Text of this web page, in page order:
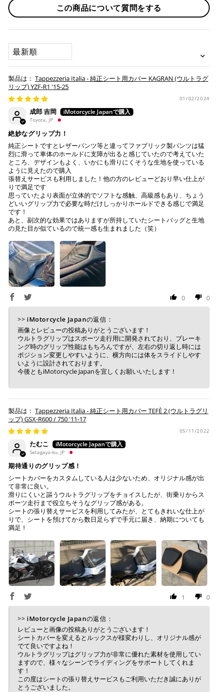
作業納期については、お預かりしてから約1週間程度で発送さ
せていただきますが、受付状況により前後する場合もござい
承諾
本サービスをご利用いただく場合、下記事項について同意い
ただいたものとみなします。
納期について
お預かりするシートは間違いなく該当車種専用の純正シ
ートで、加工をしていない
純正シートにダメージはない (シートベースの歪みや割
れ、スポンジの破れ等)
Tappezzeria Italia製品は、純正シートの形状に合わせて
製造されておりますが、シートの状態により弊社で作業
不可と判断した場合には、ご連絡の上返送させていただ
く場合もございます。
送っていただいた純正シートが、適合外の車両と発覚
任を負いません。
作業後、仕上がりを確認し発送させていただきますの
で、その後の張り直しについてはお受けできかねます。
いつもの楽天IDとパスワードを使ってスムーズなお支払
いが可能です。
「お得」な楽天ペイをご利用ください。
※ 楽天ポイントが貯まるのは楽天カード・楽天ポイン
ト・楽天ペイ残高でのお支払いに限ります。
※ 現在楽天ペイでご使用頂けるクレジットカードは
Visa、Mastercard、JCBのみです。
キャッシュレス決済
上記キャッシュレス決済アカウントからご希望のお支払
い方法をご選択頂き、クリックするだけで簡単に支払い
が完了します。
※ ご利用には事前にPayPay、Apple Payの利用登録が
必要です。
コンビニ決済(事前決済)
上記コンビニでお支払い頂けます。
入金確認が取れ次第、商品を手配させて頂きます。
店内端末にて操作後、レジにてお支払いください。
※ 支払期限はご注文日より7日以内とさせて頂いてお
り、万が一過ぎてしまった場合は自動でご注文はキャン
セルとなります。
せん。
※ お支払いは現金のみとなります。
銀行振込
ご注文時に情報をお知らせ致しますので、指定の口座に
お振り込みください。
入金確認が取れ次第、商品を手配させて頂きます。
※ お支払期限はご注文日より7日以内とさせて頂いてお
せて頂きます。
※ 振込手数料はご負担ください。
※通常送料は¥770(税込)です。
ヤマト運輸になります。 配送会社の指定はできかねます。
この商品について質問をする
SORT BY
Tappezzeria Italia - 純正シート用カバー KAGRAN (ウルトラグ
リップ) YZF-R1 '15-25
01/02/2024
成郎 吉岡
Toyota, JP
絶妙なグリップ力！
純正シートですとレザーパンツ等と違ってファブリック製パンツは猛
烈に滑って車体のホールドに支障が出ると感じていたので考えていた
ところ、デザインもよく、いかにも滑りにくそうな生地を使っている
ように見えたので購入
張替えサービスも利用しました！他の方のレビューどおり早い仕上が
りで満足です
思っていたより表面が立体的でソフトな感触、高級感もあり、ちょう
どいいグリップ力で必要な時だけしっかりホールドできる感じで満足
です！
あと、副次的な効果ではありますが所持していたシートバッグと生地
の見た目が似ているので統一感も生まれました（笑）
0 0
>> iMotorcycle Japanの返信：
画像とレビューの投稿ありがとうございます！
ウルトラグリップはスポーツ走行用に開発されており、ブレーキ
ング時のグリップ性能はもちろんですが、左右の切り返し時には
ポジション変更しやすいように、横方向には体をスライドしやす
いように設計されております。
今後ともiMotorcycle Japanを宜しくお願いいたします！
Tappezzeria Italia - 純正シート用カバー TEFÈ 2 (ウルトラグリ
ップ) GSX-R600 / 750 '11-17
05/11/2022
たむこ
Setagaya-ku, JP
期待通りのグリップ感！
シートカバーをカスタムしている人は少ないため、オリジナル感が出
て非常に良い。
滑りにくいと謳うウルトラグリップをチョイスしたが、街乗りからス
ポーツ走行まで役立ちそうなグリップ感がある。
シートの張り替えサービスを利用してみたが、とてもきれいな仕上が
りで、シートを預けてから数日足らずで手元に届き、納期についても
満足！
1 0
>> iMotorcycle Japanの返信：
レビューと画像の投稿ありがとうございます！
シートカバーを変えるとルックスが様変わりし、オリジナル感が
でて良いですよね！
ウルトラグリップはグリップ力が非常に優れた素材を使用してい
ますので、様々なシーンでライディングをサポートしてくれま
す！
この度はシートの張り替えサービスもご利用いただき誠にありが
とうございました。